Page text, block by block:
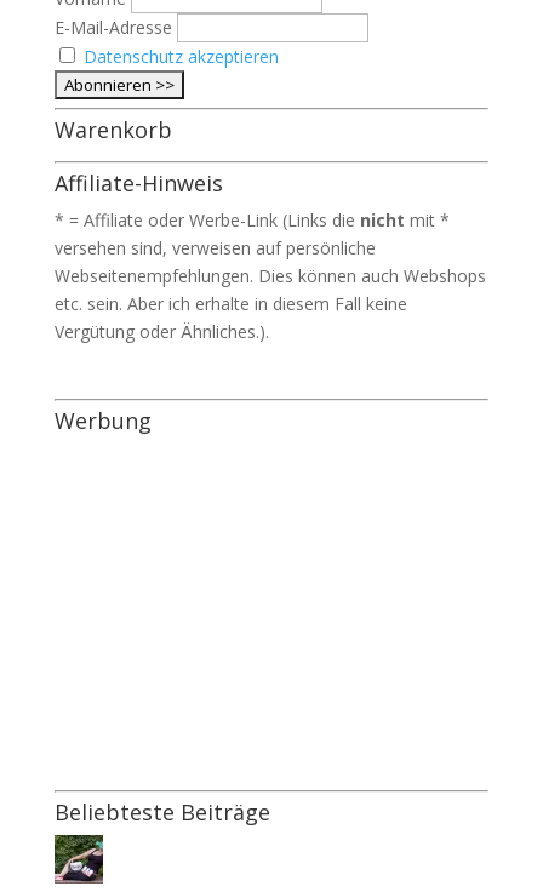
E-Mail-Adresse
Datenschutz akzeptieren
Warenkorb
Affiliate-Hinweis
* = Affiliate oder Werbe-Link (Links die nicht mit *
versehen sind, verweisen auf persönliche
Webseitenempfehlungen. Dies können auch Webshops
etc. sein. Aber ich erhalte in diesem Fall keine
Vergütung oder Ähnliches.).
Werbung
Beliebteste Beiträge